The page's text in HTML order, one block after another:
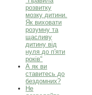
розвитку
мозку дитини.
Як виховати
розумну та
щасливу
дитину від
нуля до п'яти
років"
А як ви
ставитесь до
бездомних?
Не